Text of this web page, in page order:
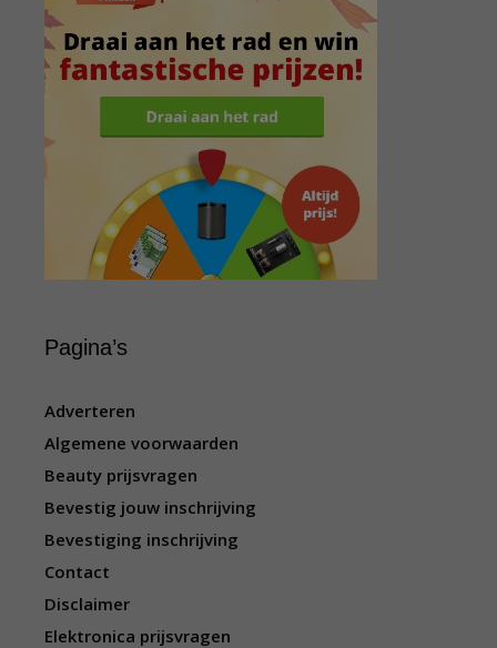
Pagina’s
Adverteren
Algemene voorwaarden
Beauty prijsvragen
Bevestig jouw inschrijving
Bevestiging inschrijving
Contact
Disclaimer
Elektronica prijsvragen